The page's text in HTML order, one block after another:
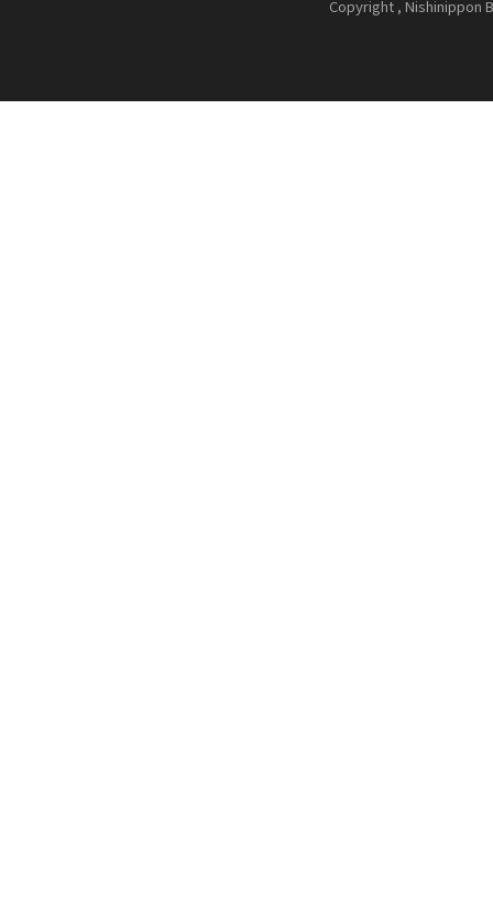
Copyright , Nishinippon